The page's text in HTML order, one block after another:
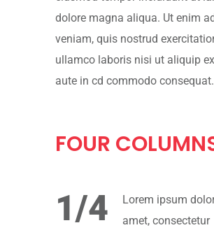
dolore magna aliqua. Ut enim
veniam, quis nostrud
ullamco laboris nisi ut aliquip
aute in cd commodo consequat.
FOUR
1/4
Lorem ipsum
amet, consectetur